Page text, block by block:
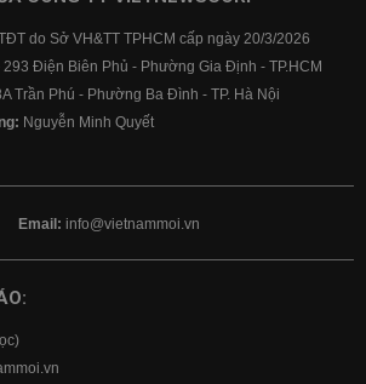
do Sở VH&TT TPHCM cấp ngày 20/3/2026
Điện Biên Phủ - Phường Gia Định - TP.HCM
Trần Phú - Phường Ba Đình - TP. Hà Nội
Nguyễn Minh Quyết
Email: info@vietnammoi.vn